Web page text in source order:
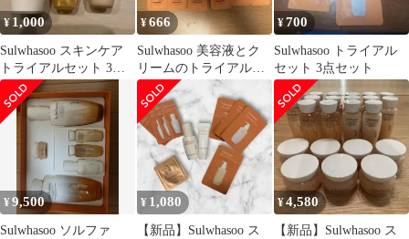
¥ 1,000
Sulwhasoo スキンケア
トライアルセット 3点
セット
¥666
Sulwhasoo 美容液とク
リームのトライアルセ
ット12包（6+6）
¥700
Sulwhasoo トライアル
セット 3点セット
¥9,500
Sulwhasoo ソルファ
¥ 1,080
【新品】Sulwhasoo ス
¥4,580
【新品】Sulwhasoo ス